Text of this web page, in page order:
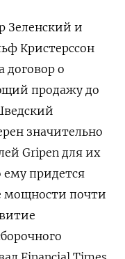
Зеленский и
Кристерссон
договор о
продажу до
значительно
Gripen для их
ему придется
мощности почти